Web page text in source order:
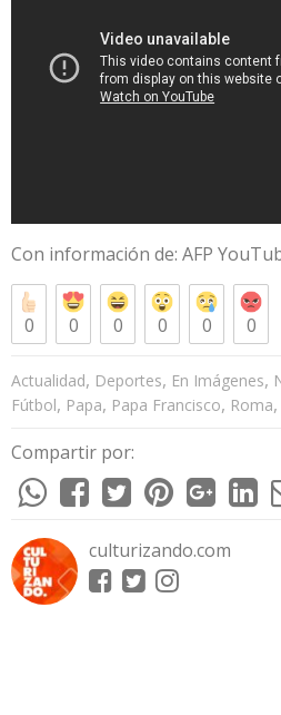
Con información de: AFP
0 0 0 0 0 0
Actualidad, Deportes, En Imágenes,
Fútbol, Papa, Papa Francisco, Roma,
Compartir por:
culturizando.com